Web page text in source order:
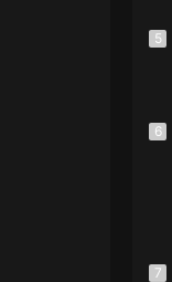
5
6
7